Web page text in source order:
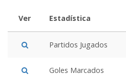
Ver Estadística
Partidos Jugados
Goles Marcados